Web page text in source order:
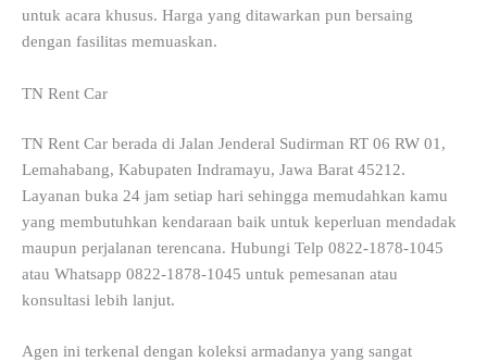
untuk acara khusus. Harga yang ditawarkan pun bersaing
dengan fasilitas memuaskan.
TN Rent Car
TN Rent Car berada di Jalan Jenderal Sudirman RT 06 RW 01,
Lemahabang, Kabupaten Indramayu, Jawa Barat 45212.
Layanan buka 24 jam setiap hari sehingga memudahkan kamu
yang membutuhkan kendaraan baik untuk keperluan mendadak
maupun perjalanan terencana. Hubungi Telp 0822-1878-1045
atau Whatsapp 0822-1878-1045 untuk pemesanan atau
konsultasi lebih lanjut.
Agen ini terkenal dengan koleksi armadanya yang sangat